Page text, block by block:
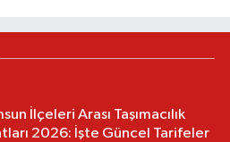
İlçeleri Arası Taşımacılık
2026: İşte Güncel Tarifeler